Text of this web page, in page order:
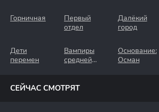
Горничная
Первый
отдел
Далёкий
город
Дети
перемен
Вампиры
средней
Основание:
Осман
СЕЙЧАС СМОТРЯТ